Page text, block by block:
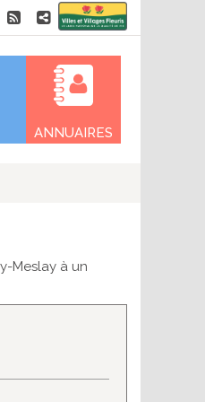
ANNUAIRES
Meslay à un